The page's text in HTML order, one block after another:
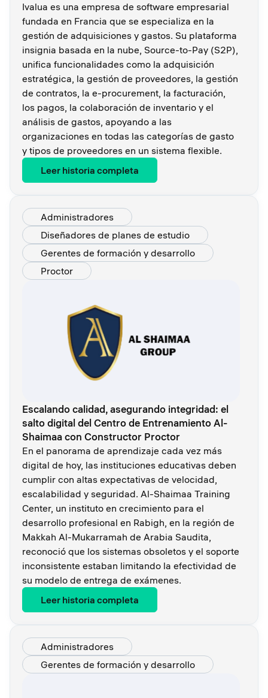
Ivalua es una empresa de software empresarial
fundada en Francia que se especializa en la
gestión de adquisiciones y gastos. Su plataforma
insignia basada en la nube, Source-to-Pay (S2P),
unifica funcionalidades como la adquisición
estratégica, la gestión de proveedores, la gestión
de contratos, la e-procurement, la facturación,
los pagos, la colaboración de inventario y el
análisis de gastos, apoyando a las
organizaciones en todas las categorías de gasto
y tipos de proveedores en un sistema flexible.
Leer historia completa
Administradores
Diseñadores de planes de estudio
Gerentes de formación y desarrollo
Proctor
Escalando calidad, asegurando integridad: el
salto digital del Centro de Entrenamiento Al-
Shaimaa con Constructor Proctor
En el panorama de aprendizaje cada vez más
digital de hoy, las instituciones educativas deben
cumplir con altas expectativas de velocidad,
escalabilidad y seguridad. Al-Shaimaa Training
Center, un instituto en crecimiento para el
desarrollo profesional en Rabigh, en la región de
Makkah Al-Mukarramah de Arabia Saudita,
reconoció que los sistemas obsoletos y el soporte
inconsistente estaban limitando la efectividad de
su modelo de entrega de exámenes.
Leer historia completa
Administradores
Gerentes de formación y desarrollo